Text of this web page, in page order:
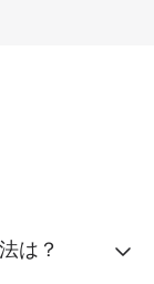
は？